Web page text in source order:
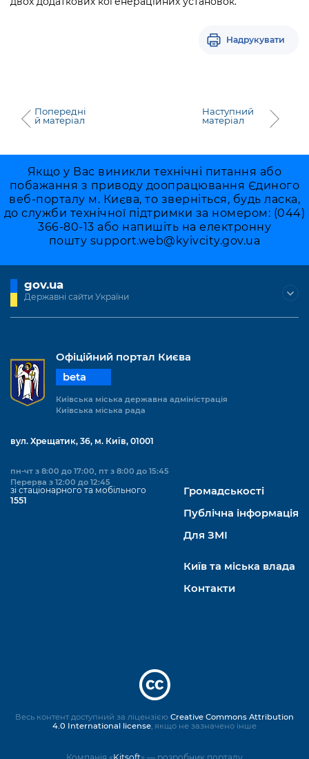
Надрукувати
Попередні
й матеріал
Наступний
матеріал
Якщо у Вас виникли технічні питання або
побажання з приводу доопрацювання Єдиного
веб-порталу м. Києва, то зверніться, будь ласка,
до служби технічної підтримки за номером: (044)
366-80-13 або напишіть на електронну
пошту support.web@kyivcity.gov.ua
gov.ua
Державні сайти України
Офіційний портал Києва
beta
Київська міська державна адміністрація
Київська міська рада
вул. Хрещатик, 36, м. Київ, 01001
пн-чт з 8:00 до 17:00, пт з 8:00 до 15:45
Перерва з 12:00 до 12:45
зі стаціонарного та мобільного
1551
Громадськості
Публічна інформація
Для ЗМІ
Київ та міська влада
Контакти
Весь контент доступний за ліцензією Creative Commons Attribution
4.0 International license, якщо не зазначено інше